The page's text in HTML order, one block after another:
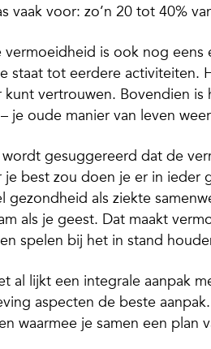
vaak voor: zo’n 20 tot 40%
vermoeidheid is ook nog
staat tot eerdere activiteiten.
kunt vertrouwen. Bovendien
je oude manier van leven
wordt gesuggereerd dat de
je best zou doen je er in ieder
gezondheid als ziekte
als je geest. Dat maakt
spelen bij het in stand
al lijkt een integrale aanpak
aspecten de beste
waarmee je samen een plan